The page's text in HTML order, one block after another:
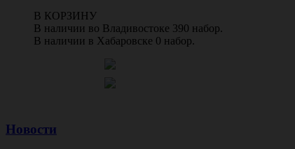
В КОРЗИНУ
В наличии во Владивостоке 390 набор.
В наличии в Хабаровске 0 набор.
Новости